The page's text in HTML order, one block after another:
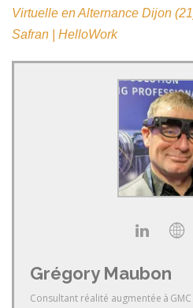
Virtuelle en Alternance Dijon
Safran | HelloWork
Grégory Maubon
Consultant réalité augmentée à GMC